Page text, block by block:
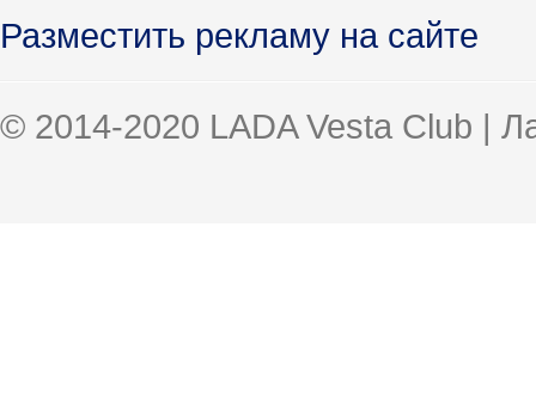
Разместить рекламу на сайте
© 2014-2020 LADA Vesta Club |